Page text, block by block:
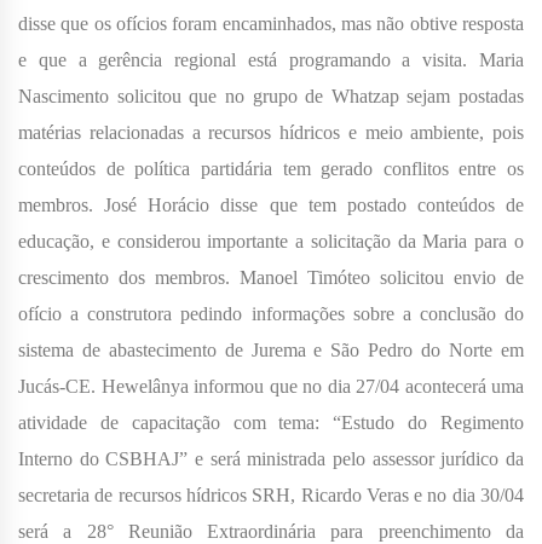
disse que os ofícios foram encaminhados, mas não obtive resposta
e que a gerência regional está programando a visita. Maria
Nascimento solicitou que no grupo de Whatzap sejam postadas
matérias relacionadas a recursos hídricos e meio ambiente, pois
conteúdos de política partidária tem gerado conflitos entre os
membros. José Horácio disse que tem postado conteúdos de
educação, e considerou importante a solicitação da Maria para o
crescimento dos membros. Manoel Timóteo solicitou envio de
ofício a construtora pedindo informações sobre a conclusão do
sistema de abastecimento de Jurema e São Pedro do Norte em
Jucás-CE. Hewelânya informou que no dia 27/04 acontecerá uma
atividade de capacitação com tema: “Estudo do Regimento
Interno do CSBHAJ” e será ministrada pelo assessor jurídico da
secretaria de recursos hídricos SRH, Ricardo Veras e no dia 30/04
será a 28° Reunião Extraordinária para preenchimento da